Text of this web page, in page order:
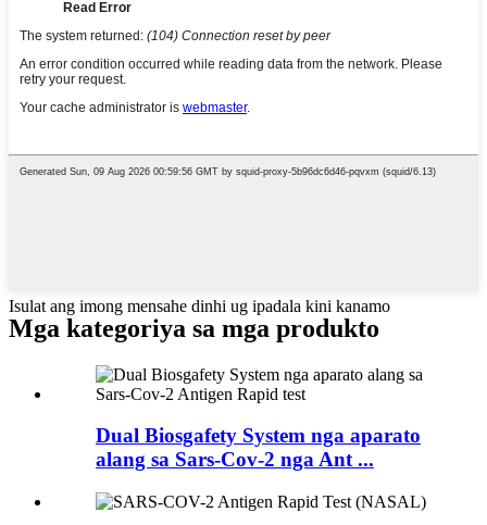
Isulat ang imong mensahe dinhi ug ipadala kini kanamo
Mga kategoriya sa mga produkto
Dual Biosgafety System nga aparato
alang sa Sars-Cov-2 nga Ant ...